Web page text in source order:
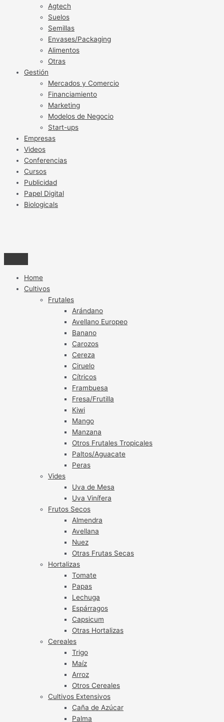
Agtech
Suelos
Semillas
Envases/Packaging
Alimentos
Otras
Gestión
Mercados y Comercio
Financiamiento
Marketing
Modelos de Negocio
Start-ups
Empresas
Videos
Conferencias
Cursos
Publicidad
Papel Digital
Biologicals
Home
Cultivos
Frutales
Arándano
Avellano Europeo
Banano
Carozos
Cereza
Ciruelo
Cítricos
Frambuesa
Fresa/Frutilla
Kiwi
Mango
Manzana
Otros Frutales Tropicales
Paltos/Aguacate
Peras
Vides
Uva de Mesa
Uva Vinífera
Frutos Secos
Almendra
Avellana
Nuez
Otras Frutas Secas
Hortalizas
Tomate
Papas
Lechuga
Espárragos
Capsicum
Otras Hortalizas
Cereales
Trigo
Maíz
Arroz
Otros Cereales
Cultivos Extensivos
Caña de Azúcar
Palma